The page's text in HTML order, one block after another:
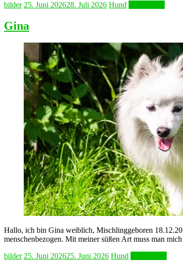
bilder 25. Juni 202628. Juli 2026 Hund
Gina
Hallo, ich bin Gina weiblich, Mischlinggeboren
menschenbezogen. Mit meiner süßen Art muss man
bilder 25. Juni 202625. Juni 2026 Hund